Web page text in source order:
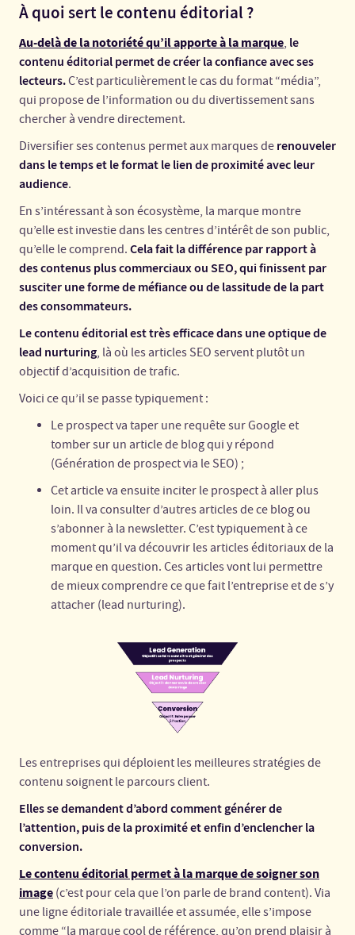
À quoi sert le contenu éditorial ?
Au-delà de la notoriété qu’il apporte à la marque, le
contenu éditorial permet de créer la confiance avec ses
lecteurs.C’est particulièrement le cas du format “média”,
qui propose de l’information ou du divertissement sans
chercher à vendre directement.
Diversifier ses contenus permet aux marques de renouveler
dans le temps et le format le lien de proximité avec leur
audience.
En s’intéressant à son écosystème, la marque montre
qu’elle est investie dans les centres d’intérêt de son public,
qu’elle le comprend. Cela fait la différence par rapport à
des contenus plus commerciaux ou SEO, qui finissent par
susciter une forme de méfiance ou de lassitude de la part
des consommateurs.
Le contenu éditorial est très efficace dans une optique de
lead nurturing, là où les articles SEO servent plutôt un
objectif d’acquisition de trafic.
Voici ce qu’il se passe typiquement :
Le prospect va taper une requête sur Google et
tomber sur un article de blog qui y répond
(Génération de prospect via le SEO) ;
Cet article va ensuite inciter le prospect à aller plus
loin. Il va consulter d’autres articles de ce blog ou
s’abonner à la newsletter. C’est typiquement à ce
moment qu’il va découvrir les articles éditoriaux de la
marque en question. Ces articles vont lui permettre
de mieux comprendre ce que fait l’entreprise et de s’y
attacher (lead nurturing).
Les entreprises qui déploient les meilleures stratégies de
contenu soignent le parcours client.
Elles se demandent d’abord comment générer de
l’attention, puis de la proximité et enfin d’enclencher la
conversion.
Le contenu éditorial permet à la marque de soigner son
image (c’est pour cela que l’on parle de brand content). Via
une ligne éditoriale travaillée et assumée, elle s’impose
comme “la marque cool de référence, qu’on prend plaisir à